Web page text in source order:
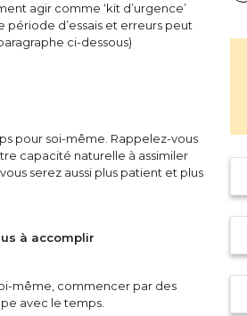
agir comme ‘kit d’urgence’
d’essais et erreurs peut
ci-dessous)
pour soi-même. Rappelez-vous
capacité naturelle à assimiler
serez aussi plus patient et plus
à accomplir
même, commencer par des
avec le temps.